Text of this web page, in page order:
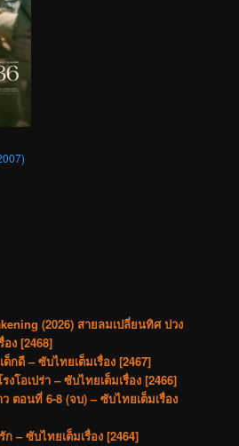
(2026) สายลมเปลี่ยนทิศ ปวง
ง [2468]
ด็กดี – ซับไทยเต็มเรื่อง [2467]
งโอเปร่า – ซับไทยเต็มเรื่อง [2466]
ตอนที่ 6-8 (จบ) – ซับไทยเต็มเรื่อง
– ซับไทยเต็มเรื่อง [2464]